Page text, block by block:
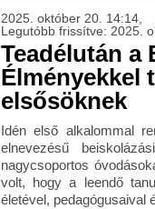
2025. október 20. 14:14,
Legutóbb frissítve: 2025.
Teadélután a
Élményekkel
elsősöknek
Idén első alkalommal
elnevezésű
nagycsoportos
volt, hogy a leendő
életével, pedagógusaival